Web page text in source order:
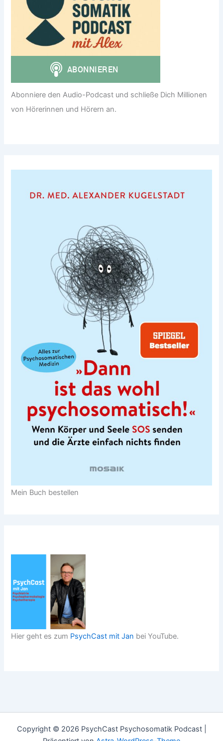
Abonniere den Audio-Podcast und schließe Dich Millionen
von Hörerinnen und Hörern an.
Mein Buch bestellen
Hier geht es zum PsychCast mit Jan bei YouTube.
Copyright © 2026 PsychCast Psychosomatik Podcast |